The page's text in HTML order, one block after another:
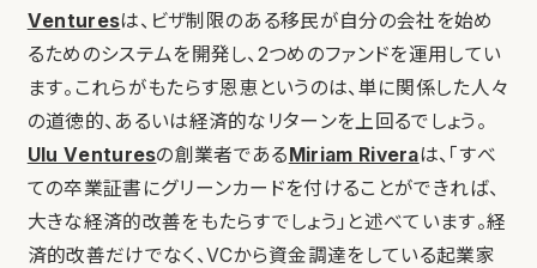
Venturesは、ビザ制限のある移民が自分の会社を始め
るためのシステムを開発し、2つめのファンドを運用してい
ます。これらがもたらす恩恵というのは、単に関係した人々
の道徳的、あるいは経済的なリターンを上回るでしょう。
Ulu Venturesの創業者であるMiriam Riveraは、「すべ
ての卒業証書にグリーンカードを付けることができれば、
大きな経済的改善をもたらすでしょう」と述べています。経
済的改善だけでなく、VCから資金調達をしている起業家